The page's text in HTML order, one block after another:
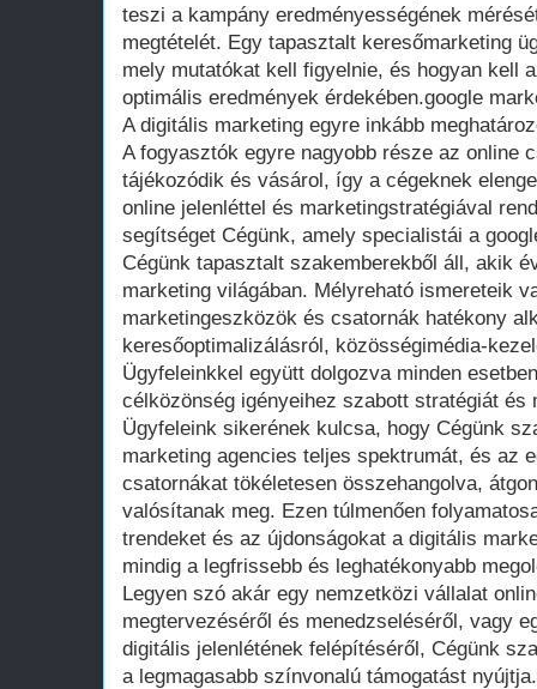
teszi a kampány eredményességének
megtételét. Egy tapasztalt keresőmarketing
mely mutatókat kell figyelnie, és hogyan kell
optimális eredmények érdekében.google
A digitális marketing egyre inkább
A fogyasztók egyre nagyobb része az online
tájékozódik és vásárol, így a cégeknek
online jelenléttel és marketingstratégiával
segítséget Cégünk, amely specialistái a
Cégünk tapasztalt szakemberekből áll, akik
marketing világában. Mélyreható ismereteik
marketingeszközök és csatornák hatékony
keresőoptimalizálásról, közösségimédia-
Ügyfeleinkkel együtt dolgozva minden
célközönség igényeihez szabott stratégiát és
Ügyfeleink sikerének kulcsa, hogy Cégünk
marketing agencies teljes spektrumát, és az
csatornákat tökéletesen összehangolva,
valósítanak meg. Ezen túlmenően
trendeket és az újdonságokat a digitális
mindig a legfrissebb és leghatékonyabb
Legyen szó akár egy nemzetközi vállalat
megtervezéséről és menedzseléséről, vagy
digitális jelenlétének felépítéséről, Cégünk
a legmagasabb színvonalú támogatást